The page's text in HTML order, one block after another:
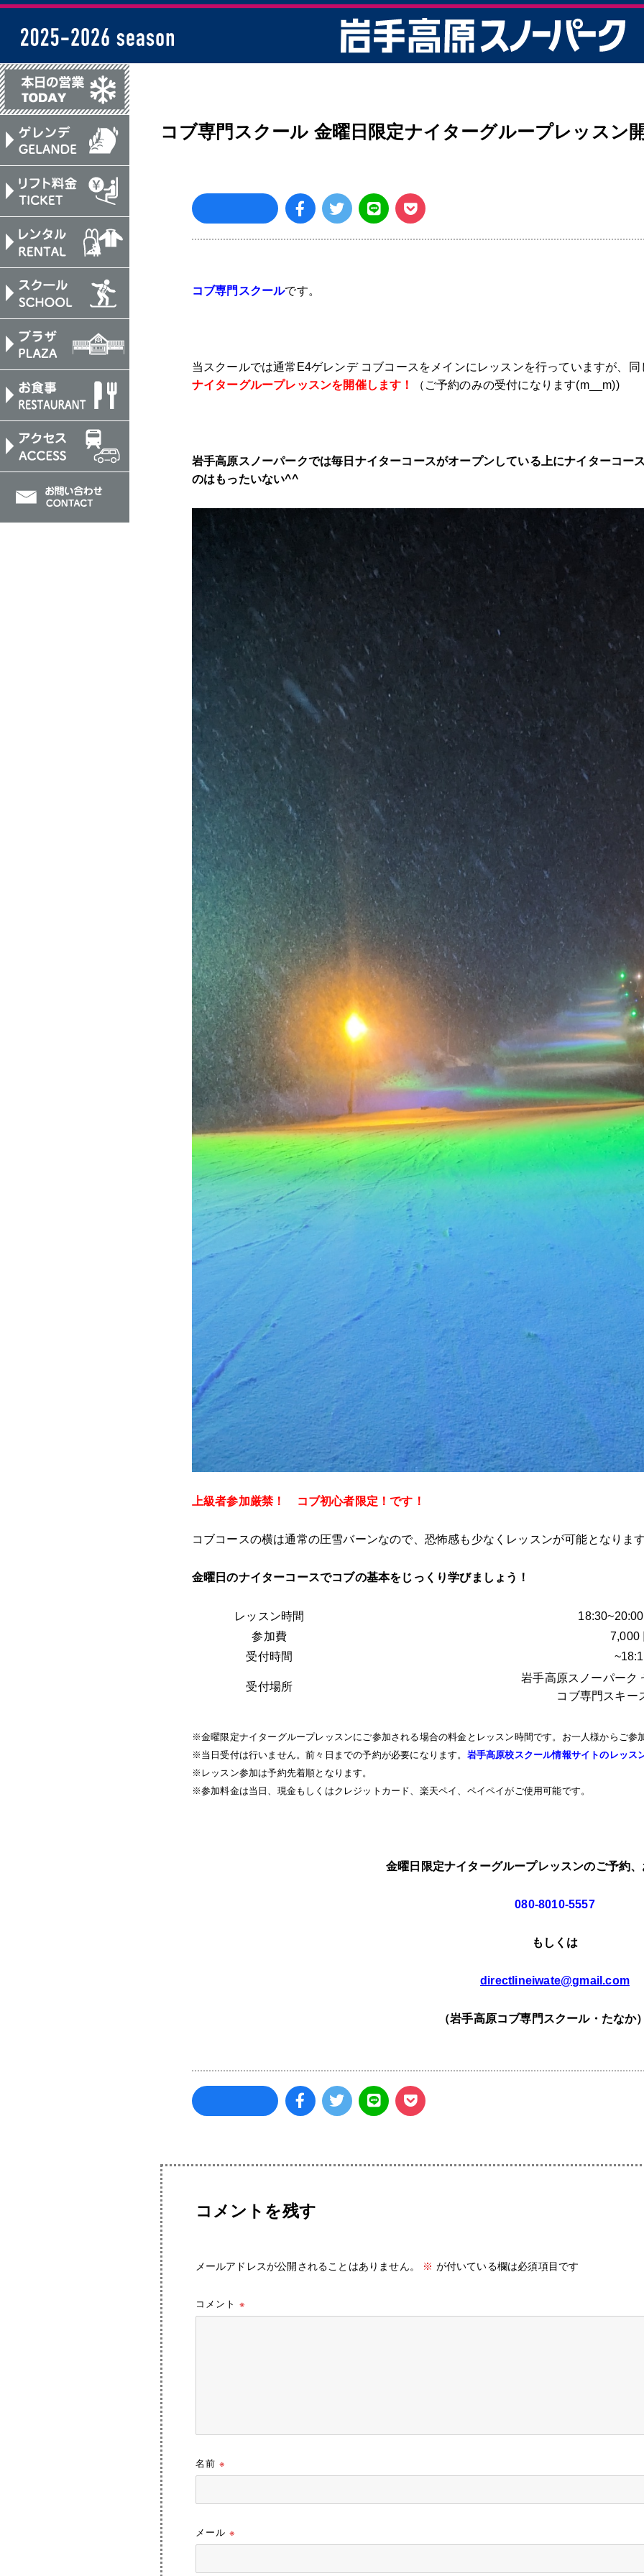
岩手高原スノーパーク【公式】
コブ専門スクール 金曜日限定ナイターグループレッスン
コブ専門スクールです。
当スクールでは通常E4ゲレンデ コブコースをメインにレッスンを行っていますが、
ナイターグループレッスンを開催します！
（ご予約のみの受付になります(m__m))
岩手高原スノーパークでは毎日ナイターコースがオープンしている上にナイターコー
のはもったいない^^
上級者参加厳禁！ コブ初心者限定！です！
コブコースの横は通常の圧雪バーンなので、恐怖感も少なくレッスンが可能となりま
金曜日のナイターコースでコブの基本をじっくり学びましょう！
レッスン時間
参加費
7,000
受付時間
受付場所
岩手高原スノーパーク
コブ専門スキー
※金曜限定ナイターグループレッスンにご参加される場合の料金とレッスン時間です。お一人様からご参
※当日受付は行いません。前々日までの予約が必要になります。 岩手高原校スクール情報サイトのレッス
※レッスン参加は予約先着順となります。
※参加料金は当日、現金もしくはクレジットカード、楽天ペイ、ペイペイがご使用可能です。
金曜日限定ナイターグループレッスンのご予約
080-8010-5557
もしくは
directlineiwate@gmail.com
（岩手高原コブ専門スクール・たなか
コメントを残す
メールアドレスが公開されることはありません。 ※ が付いている欄は必須項目です
コメント ※
名前 ※
メール ※